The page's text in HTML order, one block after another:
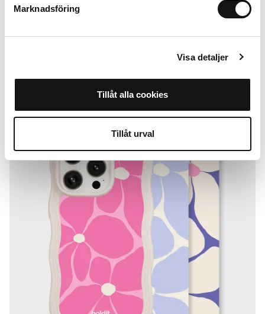
Marknadsföring
Visa detaljer
Tillåt alla cookies
Tillåt urval
Checkered
iPhone 15 Pro Max